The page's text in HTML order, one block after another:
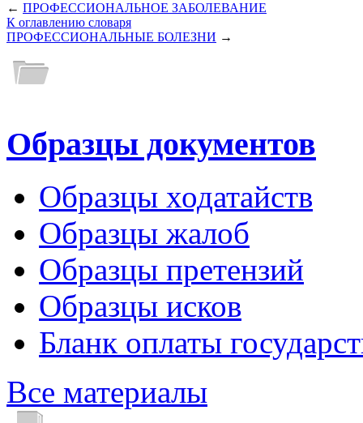
← ПРОФЕССИОНАЛЬНОЕ ЗАБОЛЕВАНИЕ
К оглавлению словаря
ПРОФЕССИОНАЛЬНЫЕ БОЛЕЗНИ →
Образцы документов
Образцы ходатайств
Образцы жалоб
Образцы претензий
Образцы исков
Бланк оплаты
Все материалы